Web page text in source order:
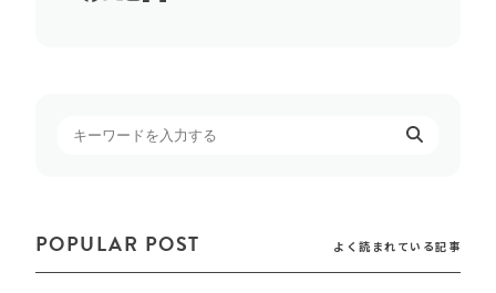
POPULAR POST よく読まれている記事